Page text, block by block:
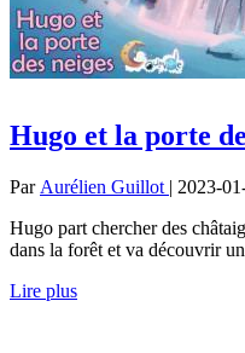
Hugo et la porte
Par Aurélien Guillot | 2023-
Hugo part chercher des
dans la forêt et va découvrir
Lire plus